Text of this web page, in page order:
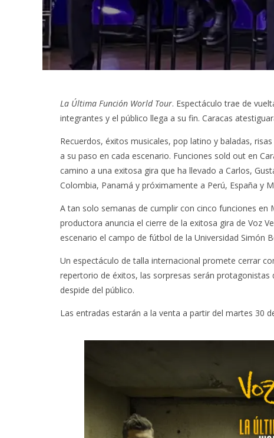
La Última Función World Tour. Espectáculo trae de
integrantes y el público llega a su fin. Caracas
Recuerdos, éxitos musicales, pop latino y baladas,
a su paso en cada escenario. Funciones sold out en
camino a una exitosa gira que ha llevado a Carlos,
Colombia, Panamá y próximamente a Perú, España y
A tan solo semanas de cumplir con cinco funciones en
productora anuncia el cierre de la exitosa gira de Voz
escenario el campo de fútbol de la Universidad Simón
Un espectáculo de talla internacional promete cerrar
repertorio de éxitos, las sorpresas serán
despide del público.
Las entradas estarán a la venta a partir del martes 30